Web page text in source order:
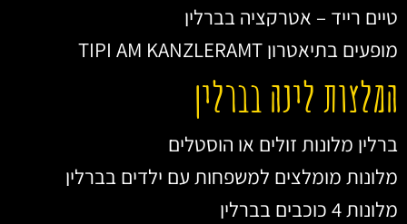
טיים רייד – אטרקציה בברלין
מופעים בתיאטרון TIPI AM KANZLERAMT
המלצות לינה בברלין
ברלין מלונות זולים או הוסטלים
מלונות מומלצים למשפחות עם ילדים בברלין
מלונות 4 כוכבים בברלין